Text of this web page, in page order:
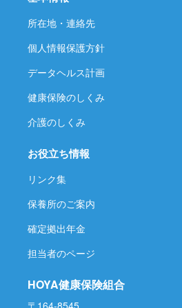
所在地・連絡先
個人情報保護方針
データヘルス計画
健康保険のしくみ
介護のしくみ
お役立ち情報
リンク集
保養所のご案内
確定拠出年金
担当者のページ
HOYA健康保険組合
〒164-8545